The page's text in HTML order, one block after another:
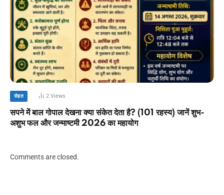
सेहत 2Views
सपने में बाल गोपाल देखना क्या संकेत देता है? (101 रहस्य) जानें शुभ-
अशुभ फल और जन्माष्टमी 2026 का महायोग
Comments are closed.